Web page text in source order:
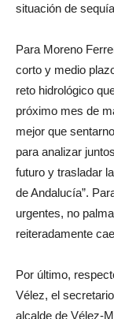
situación de
Para Moreno
corto y medio
reto hidrológico
próximo mes de
mejor que
para analizar
futuro y trasladar
de Andalucía”.
urgentes, no
reiteradamente
Por último,
Vélez, el
alcalde de Vélez-